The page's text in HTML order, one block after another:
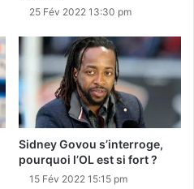
25 Fév 2022 13:30 pm
Sidney Govou s’interroge,
pourquoi l’OL est si fort ?
15 Fév 2022 15:15 pm